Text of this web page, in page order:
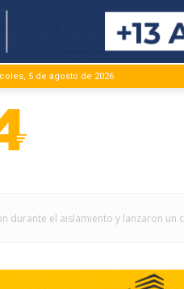
5 de agosto de 2026
|
durante el aislamiento y lanzaron un